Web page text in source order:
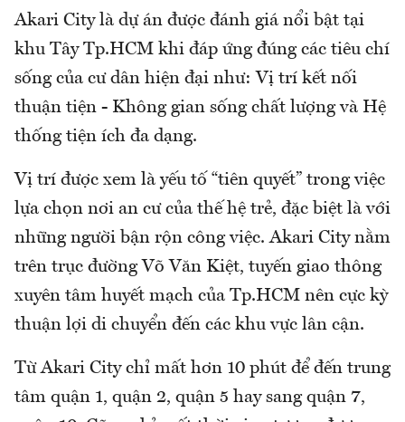
Akari City là dự án được đánh giá nổi bật tại
khu Tây Tp.HCM khi đáp ứng đúng các tiêu chí
sống của cư dân hiện đại như: Vị trí kết nối
thuận tiện - Không gian sống chất lượng và Hệ
thống tiện ích đa dạng.
Vị trí được xem là yếu tố “tiên quyết” trong việc
lựa chọn nơi an cư của thế hệ trẻ, đặc biệt là với
những người bận rộn công việc. Akari City nằm
trên trục đường Võ Văn Kiệt, tuyến giao thông
xuyên tâm huyết mạch của Tp.HCM nên cực kỳ
thuận lợi di chuyển đến các khu vực lân cận.
Từ Akari City chỉ mất hơn 10 phút để đến trung
tâm quận 1, quận 2, quận 5 hay sang quận 7,